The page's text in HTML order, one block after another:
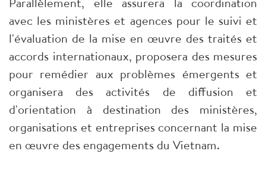
avec les ministères et agences pour le suivi et
l'évaluation de la mise en œuvre des traités et
accords internationaux, proposera des mesures
pour remédier aux problèmes émergents et
organisera des activités de diffusion et
d'orientation à destination des ministères,
organisations et entreprises concernant la mise
en œuvre des engagements du Vietnam.